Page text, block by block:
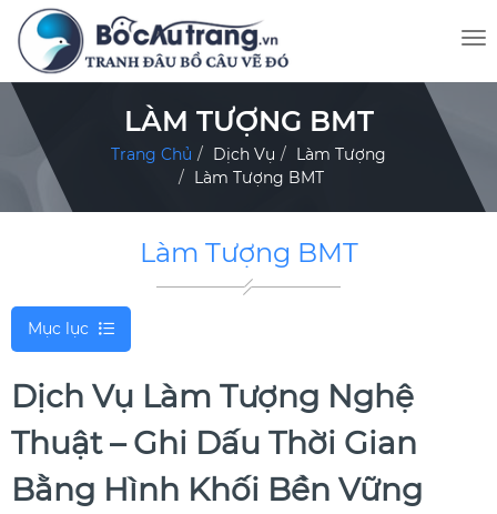
Trang Chủ Dịch Vụ
Làm Tượng
Làm Tượng BMT
LÀM TƯỢNG BMT
Làm Tượng BMT
Mục lục
Dịch Vụ Làm Tượng Nghệ
Thuật – Ghi Dấu Thời Gian
Bằng Hình Khối Bền Vững